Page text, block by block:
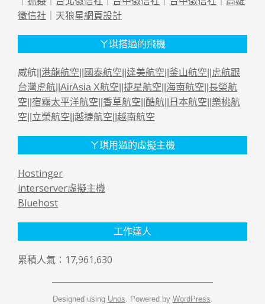
徵信社 ｜天狼星網頁設計
ㄚ琪搭過的飛機
威航|| 港龍航空 國泰航空 達美航空 釜山航空
虎航跟
台灣虎航 AirAsia X航空 捷星航空 海南航空 長榮航
空 宿霧太平洋航空 香草航空 酷航 日本航空 樂桃航
空 立榮航空 越捷航空 越南航空
ㄚ琪用過的虛擬主機
Hostinger
interserver虛擬主機
Bluehost
工作達人
累積人氣：17,961,630
Designed using Unos. Powered by WordPress.